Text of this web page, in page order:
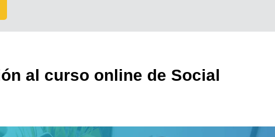
al curso online de Social